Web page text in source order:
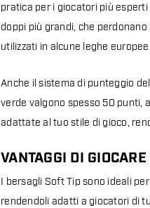
pratica per i giocatori più
doppi più grandi, che
utilizzati in alcune leghe
Anche il sistema di punteggio
verde valgono spesso 50 punti,
adattate al tuo stile di gioco,
VANTAGGI DI
I bersagli Soft Tip sono ideali
rendendoli adatti a giocatori di